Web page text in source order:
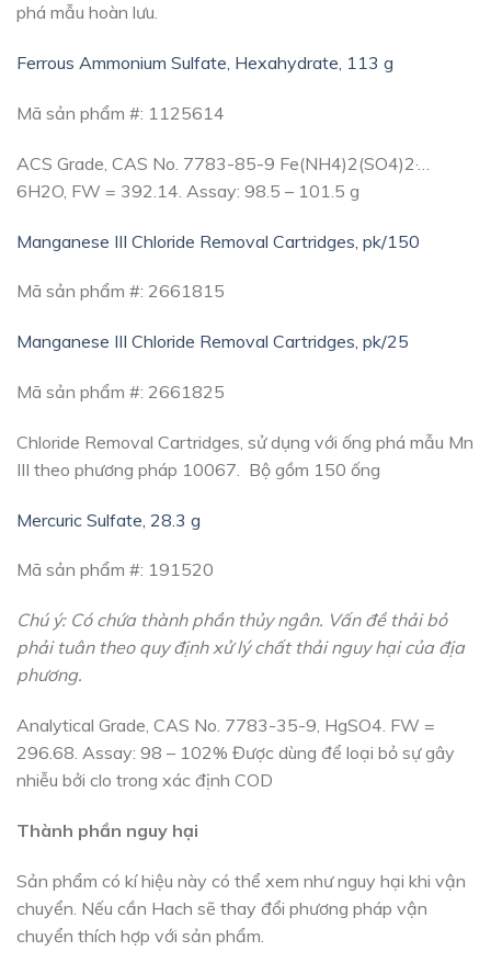
phá mẫu hoàn lưu.
Ferrous Ammonium Sulfate, Hexahydrate, 113 g
Mã sản phẩm #: 1125614
ACS Grade, CAS No. 7783-85-9 Fe(NH4)2(SO4)2·…
6H2O, FW = 392.14. Assay: 98.5 – 101.5 g
Manganese III Chloride Removal Cartridges, pk/150
Mã sản phẩm #: 2661815
Manganese III Chloride Removal Cartridges, pk/25
Mã sản phẩm #: 2661825
Chloride Removal Cartridges, sử dụng với ống phá mẫu Mn
III theo phương pháp 10067. Bộ gồm 150 ống
Mercuric Sulfate, 28.3 g
Mã sản phẩm #: 191520
Chú ý: Có chứa thành phần thủy ngân. Vấn đề thải bỏ
phải tuân theo quy định xử lý chất thải nguy hại của địa
phương.
Analytical Grade, CAS No. 7783-35-9, HgSO4. FW =
296.68. Assay: 98 – 102% Được dùng để loại bỏ sự gây
nhiễu bởi clo trong xác định COD
Thành phần nguy hại
Sản phẩm có kí hiệu này có thể xem như nguy hại khi vận
chuyển. Nếu cần Hach sẽ thay đổi phương pháp vận
chuyển thích hợp với sản phẩm.